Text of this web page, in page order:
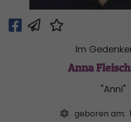
Im
Anna
"Anni"
geboren am: